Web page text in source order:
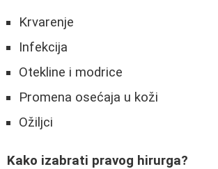
Krvarenje
Infekcija
Otekline i modrice
Promena osećaja u koži
Ožiljci
Kako izabrati pravog hirurga?